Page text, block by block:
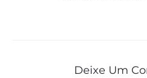
Deixe Um